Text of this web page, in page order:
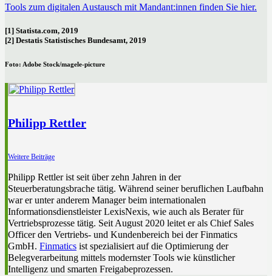
Tools zum digitalen Austausch mit Mandant:innen finden Sie hier.
[1] Statista.com, 2019
[2] Destatis Statistisches Bundesamt, 2019
Foto: Adobe Stock/magele-picture
Philipp Rettler
Weitere Beiträge
Philipp Rettler ist seit über zehn Jahren in der
Steuerberatungsbrache tätig. Während seiner beruflichen Laufbahn
war er unter anderem Manager beim internationalen
Informationsdienstleister LexisNexis, wie auch als Berater für
Vertriebsprozesse tätig. Seit August 2020 leitet er als Chief Sales
Officer den Vertriebs- und Kundenbereich bei der Finmatics
GmbH. Finmatics ist spezialisiert auf die Optimierung der
Belegverarbeitung mittels modernster Tools wie künstlicher
Intelligenz und smarten Freigabeprozessen.